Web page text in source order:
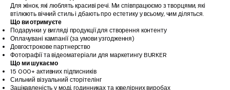
Для жінок, які люблять красиві речі. Ми співпрацюємо з творцями, які
втілюють вічний стиль і дбають про естетику у всьому, чим діляться.
Що ви отримуєте
Подарунки у вигляді продукції для створення контенту
Оплачувані кампанії (за умови узгодження)
Довгострокове партнерство
Фотографії та відеоматеріали для маркетингу BURKER
Що ми шукаємо
15 000+ активних підписників
Сильний візуальний сторітелінг
Зацікавленість у моді, годинниках та ювелірних виробах